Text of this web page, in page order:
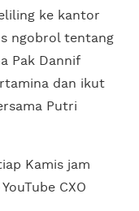
ke kantor
ngobrol tentang
Pak Dannif
dan ikut
Putri
Kamis jam
CXO